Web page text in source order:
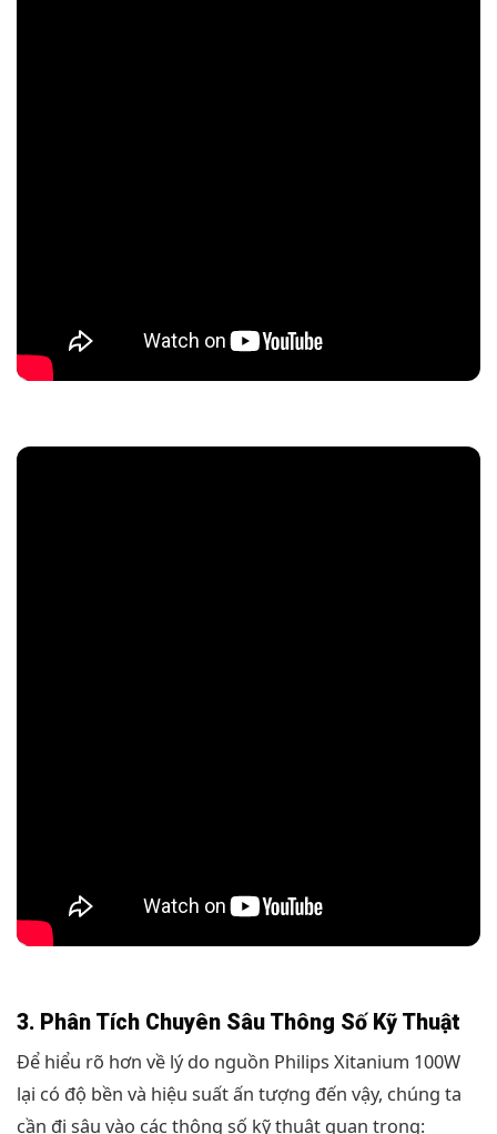
3. Phân Tích Chuyên Sâu Thông Số Kỹ Thuật
Để hiểu rõ hơn về lý do nguồn Philips Xitanium 100W
lại có độ bền và hiệu suất ấn tượng đến vậy, chúng ta
cần đi sâu vào các thông số kỹ thuật quan trọng: